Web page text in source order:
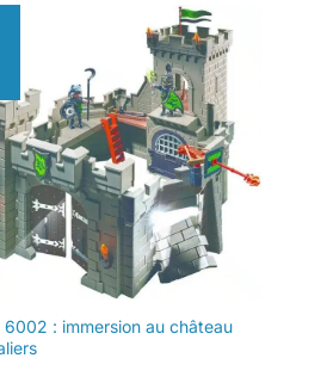
6002 : immersion au château